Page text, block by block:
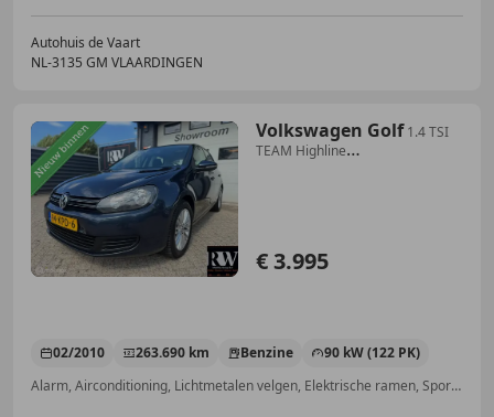
Autohuis de Vaart
NL-3135 GM VLAARDINGEN
Volkswagen Golf 1.4 TSI
TEAM Highline
€ 3.995
02/2010 263.690 km Benzine
90 kW (122 PK)
Alarm, Airconditioning, Lichtmetalen velgen, Elektrische ramen, Sportstoelen, Binnenspiegel automatisch dimmend, Startonderbreker, Multifunctioneel stuurwiel